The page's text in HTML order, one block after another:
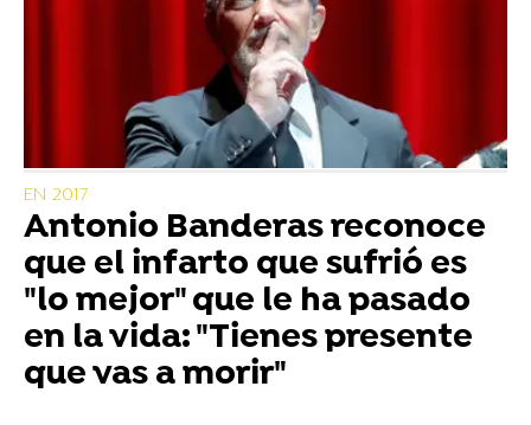
EN 2017
Antonio Banderas reconoce
que el infarto que sufrió es
"lo mejor" que le ha pasado
en la vida: "Tienes presente
que vas a morir"